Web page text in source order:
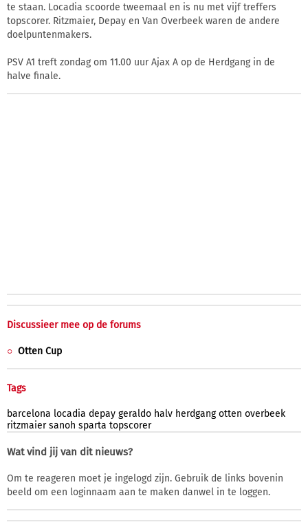
te staan. Locadia scoorde tweemaal en is nu met vijf treffers
topscorer. Ritzmaier, Depay en Van Overbeek waren de andere
doelpuntenmakers.
PSV A1 treft zondag om 11.00 uur Ajax A op de Herdgang in de
halve finale.
Discussieer mee op de forums
Otten Cup
Tags
barcelona locadia depay geraldo halv herdgang otten overbeek
ritzmaier sanoh sparta topscorer
Wat vind jij van dit nieuws?
Om te reageren moet je ingelogd zijn. Gebruik de links bovenin
beeld om een loginnaam aan te maken danwel in te loggen.